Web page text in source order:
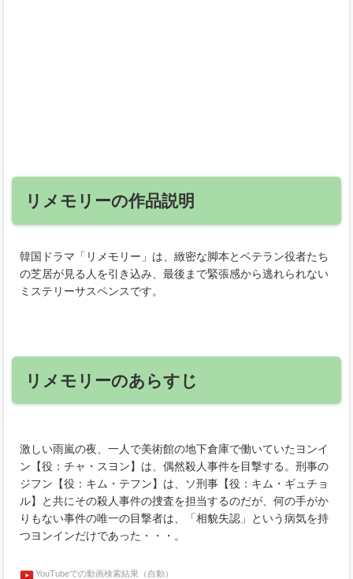
リメモリーの作品説明
韓国ドラマ「リメモリー」は、緻密な脚本とベテラン役者たち
の芝居が見る人を引き込み、最後まで緊張感から逃れられない
ミステリーサスペンスです。
リメモリーのあらすじ
激しい雨嵐の夜、一人で美術館の地下倉庫で働いていたヨンイ
ン【役：チャ・スヨン】は、偶然殺人事件を目撃する。刑事の
ジフン【役：キム・テフン】は、ソ刑事【役：キム・ギュチョ
ル】と共にその殺人事件の捜査を担当するのだが、何の手がか
りもない事件の唯一の目撃者は、「相貌失認」という病気を持
つヨンインだけであった・・・。
YouTubeでの動画検索結果（自動）